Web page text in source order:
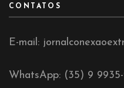
CONTATOS
E-mail:
WhatsApp: (35) 9